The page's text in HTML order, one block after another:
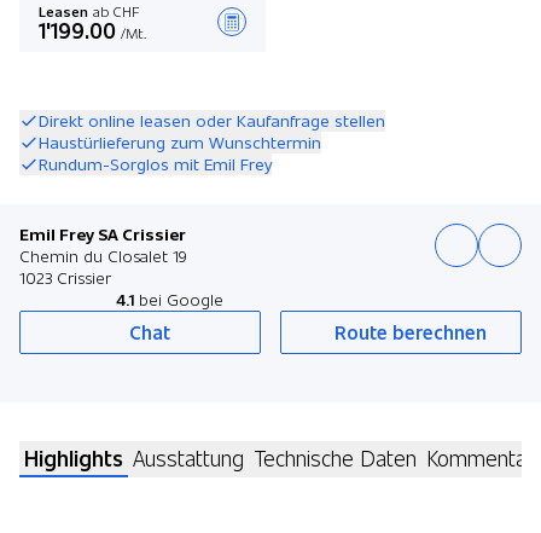
Leasen ab CHF
1'199.00 /Mt.
Direkt online leasen oder Kaufanfrage stellen
Haustürlieferung zum Wunschtermin
Rundum-Sorglos mit Emil Frey
Emil Frey SA Crissier
Chemin du Closalet 19
1023 Crissier
4.1 bei Google
Chat Route berechnen
Highlights Ausstattung Technische Daten Kommentar